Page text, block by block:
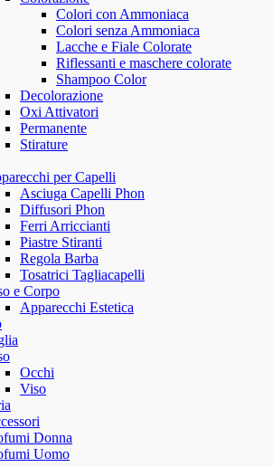
Colori con Ammoniaca
Colori senza Ammoniaca
Lacche e Fiale Colorate
Riflessanti e maschere colorate
Shampoo Color
Decolorazione
Oxi Attivatori
Permanente
Stirature
per Capelli
Asciuga Capelli Phon
Diffusori Phon
Ferri Arriccianti
Piastre Stiranti
Regola Barba
Tosatrici Tagliacapelli
e Corpo
Apparecchi Estetica
Occhi
Viso
Donna
Uomo